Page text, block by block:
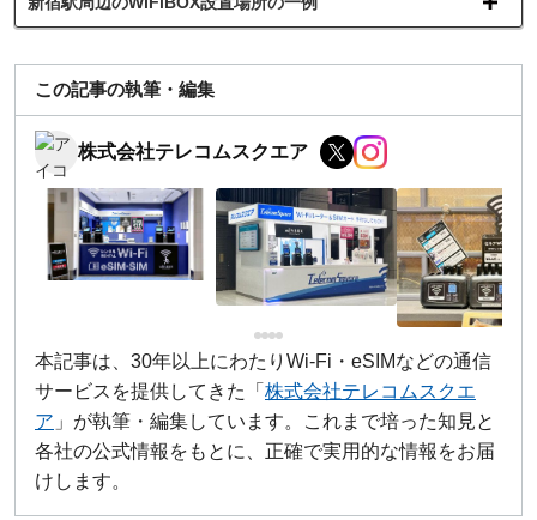
この記事の執筆・編集
株式会社テレコムスクエア
本記事は、30年以上にわたりWi-Fi・eSIMなどの通信
サービスを提供してきた「 株式会社テレコムスクエ
ア 」が執筆・編集しています。これまで培った知見と
各社の公式情報をもとに、正確で実用的な情報をお届
けします。